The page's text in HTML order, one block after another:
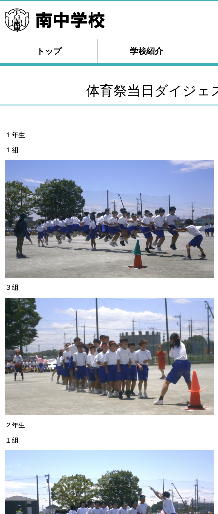
トップ 学校紹介
体育祭当日ダイジ
１年生
１組 ２
３組 ４
２年生
１組 ２